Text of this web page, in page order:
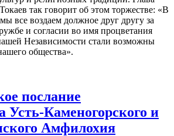
так говорит об этом торжестве: «В
все воздаем должное друг другу за
и согласии во имя процветания
Независимости стали возможны
общества».
послание
Усть-Каменогорского и
Амфилохия